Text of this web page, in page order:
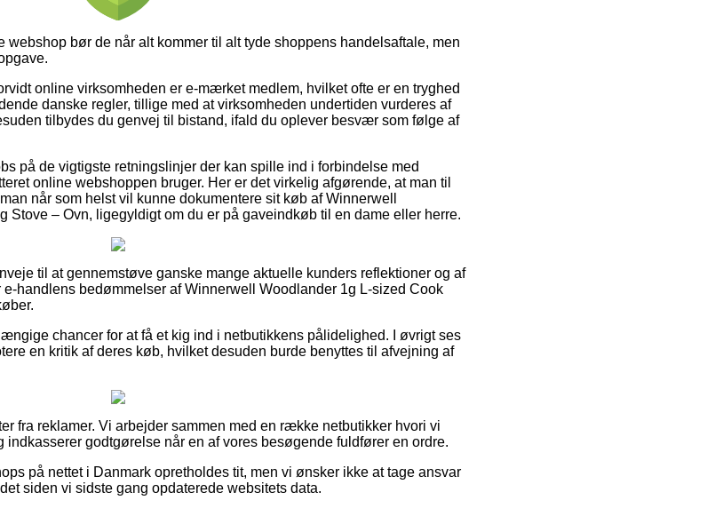
bør de når alt kommer til alt tyde shoppens handelsaftale, men
online virksomheden er e-mærket medlem, hvilket ofte er en tryghed
danske regler, tillige med at virksomheden undertiden vurderes af
tilbydes du genvej til bistand, ifald du oplever besvær som følge af
på de vigtigste retningslinjer der kan spille ind i forbindelse med
online webshoppen bruger. Her er det virkelig afgørende, at man til
når som helst vil kunne dokumentere sit køb af Winnerwell
Stove – Ovn, ligegyldigt om du er på gaveindkøb til en dame eller herre.
til at gennemstøve ganske mange aktuelle kunders reflektioner og af
handlens bedømmelser af Winnerwell Woodlander 1g L-sized Cook
chancer for at få et kig ind i netbutikkens pålidelighed. I øvrigt ses
en kritik af deres køb, hvilket desuden burde benyttes til afvejning af
fra reklamer. Vi arbejder sammen med en række netbutikker hvori vi
indkasserer godtgørelse når en af vores besøgende fuldfører en ordre.
på nettet i Danmark opretholdes tit, men vi ønsker ikke at tage ansvar
siden vi sidste gang opdaterede websitets data.